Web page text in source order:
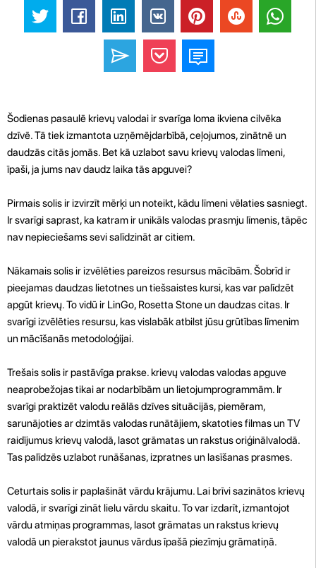
Šodienas pasaulē krievų valodai ir svarīga loma ikviena cilvēka
dzīvē. Tā tiek izmantota uzņēmējdarbībā, ceļojumos, zinātnē un
daudzās citās jomās. Bet kā uzlabot savu krievų valodas līmeni,
īpaši, ja jums nav daudz laika tās apguvei?
Pirmais solis ir izvirzīt mērķi un noteikt, kādu līmeni vēlaties sasniegt.
Ir svarīgi saprast, ka katram ir unikāls valodas prasmju līmenis, tāpēc
nav nepieciešams sevi salīdzināt ar citiem.
Nākamais solis ir izvēlēties pareizos resursus mācībām. Šobrīd ir
pieejamas daudzas lietotnes un tiešsaistes kursi, kas var palīdzēt
apgūt krievų. To vidū ir LinGo, Rosetta Stone un daudzas citas. Ir
svarīgi izvēlēties resursu, kas vislabāk atbilst jūsu grūtības līmenim
un mācīšanās metodoloģijai.
Trešais solis ir pastāvīga prakse. krievų valodas valodas apguve
neaprobežojas tikai ar nodarbībām un lietojumprogrammām. Ir
svarīgi praktizēt valodu reālās dzīves situācijās, piemēram,
sarunājoties ar dzimtās valodas runātājiem, skatoties filmas un TV
raidījumus krievų valodā, lasot grāmatas un rakstus oriģinālvalodā.
Tas palīdzēs uzlabot runāšanas, izpratnes un lasīšanas prasmes.
Ceturtais solis ir paplašināt vārdu krājumu. Lai brīvi sazinātos krievų
valodā, ir svarīgi zināt lielu vārdu skaitu. To var izdarīt, izmantojot
vārdu atmiņas programmas, lasot grāmatas un rakstus krievų
valodā un pierakstot jaunus vārdus īpašā piezīmju grāmatiņā.